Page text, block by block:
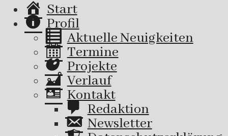
Start
Profil
Aktuelle Neuigkeiten
Termine
Projekte
Verlauf
Kontakt
Redaktion
Newsletter